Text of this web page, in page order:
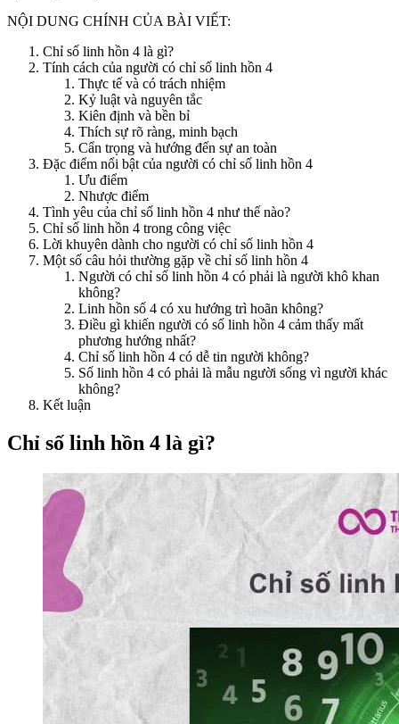
NỘI DUNG CHÍNH CỦA BÀI VIẾT:
Chỉ số linh hồn 4 là gì?
Tính cách của người có chỉ số linh hồn 4
Thực tế và có trách nhiệm
Kỷ luật và nguyên tắc
Kiên định và bền bỉ
Thích sự rõ ràng, minh bạch
Cẩn trọng và hướng đến sự an toàn
Đặc điểm nổi bật của người có chỉ số linh hồn 4
Ưu điểm
Nhược điểm
Tình yêu của chỉ số linh hồn 4 như thế nào?
Chỉ số linh hồn 4 trong công việc
Lời khuyên dành cho người có chỉ số linh hồn 4
Một số câu hỏi thường gặp về chỉ số linh hồn 4
Người có chỉ số linh hồn 4 có phải là người khô khan
không?
Linh hồn số 4 có xu hướng trì hoãn không?
Điều gì khiến người có số linh hồn 4 cảm thấy mất
phương hướng nhất?
Chỉ số linh hồn 4 có dễ tin người không?
Số linh hồn 4 có phải là mẫu người sống vì người khác
không?
Kết luận
Chỉ số linh hồn 4 là gì?